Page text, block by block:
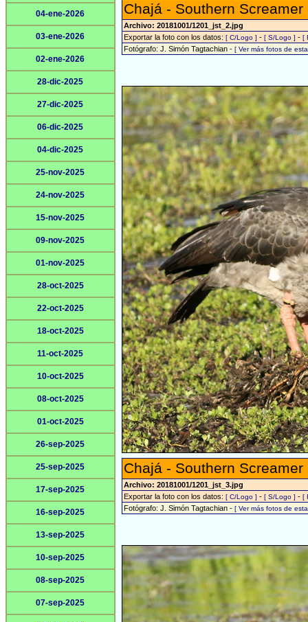
04-ene-2026
03-ene-2026
02-ene-2026
28-dic-2025
27-dic-2025
06-dic-2025
04-dic-2025
25-nov-2025
24-nov-2025
15-nov-2025
09-nov-2025
01-nov-2025
28-oct-2025
22-oct-2025
18-oct-2025
11-oct-2025
10-oct-2025
08-oct-2025
01-oct-2025
26-sep-2025
25-sep-2025
17-sep-2025
16-sep-2025
13-sep-2025
10-sep-2025
08-sep-2025
07-sep-2025
Chajá - Southern
Archivo: 20181001/1201_jst_2.jpg
Exportar la foto con los datos: [ C/Logo ] - [ S/Logo ] - [
Fotógrafo: J. Simón Tagtachian - [ Ver más fotos de
Chajá - Southern
Archivo: 20181001/1201_jst_3.jpg
Exportar la foto con los datos: [ C/Logo ] - [ S/Logo ] - [
Fotógrafo: J. Simón Tagtachian - [ Ver más fotos de